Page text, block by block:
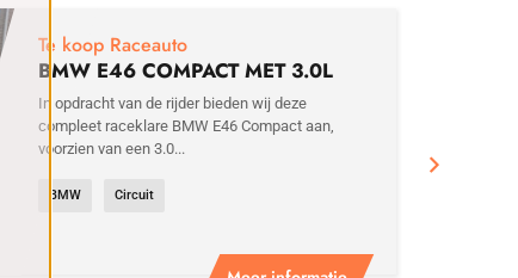
Te koop Raceauto
BMW E46 COMPACT MET 3.0L
MOTOR
In opdracht van de rijder bieden wij deze
compleet raceklare BMW E46 Compact aan,
voorzien van een 3.0...
BMW Circuit